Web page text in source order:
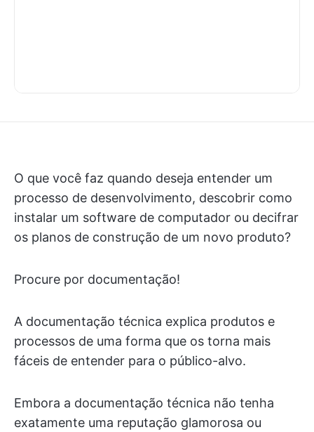
O que você faz quando deseja entender um
processo de desenvolvimento, descobrir como
instalar um software de computador ou decifrar
os planos de construção de um novo produto?
Procure por documentação!
A documentação técnica explica produtos e
processos de uma forma que os torna mais
fáceis de entender para o público-alvo.
Embora a documentação técnica não tenha
exatamente uma reputação glamorosa ou